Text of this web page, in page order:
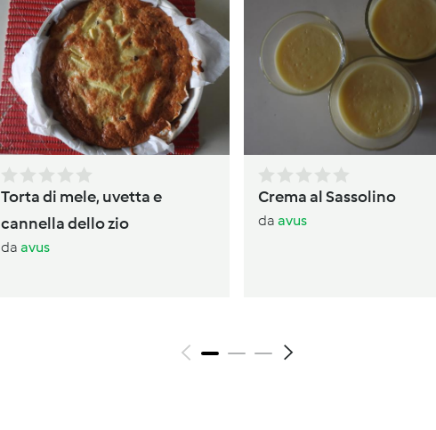
Torta di mele, uvetta e
cannella dello zio
da avus
Crema al Sassolino
da avus